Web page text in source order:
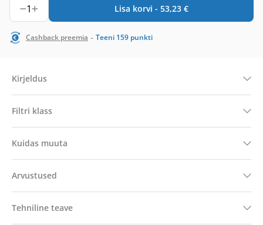
1 Lisa korvi - 53,23 €
Cashback preemia - Teeni 159 punkti
Kirjeldus
Filtri klass
Kuidas muuta
Arvustused
Tehniline teave